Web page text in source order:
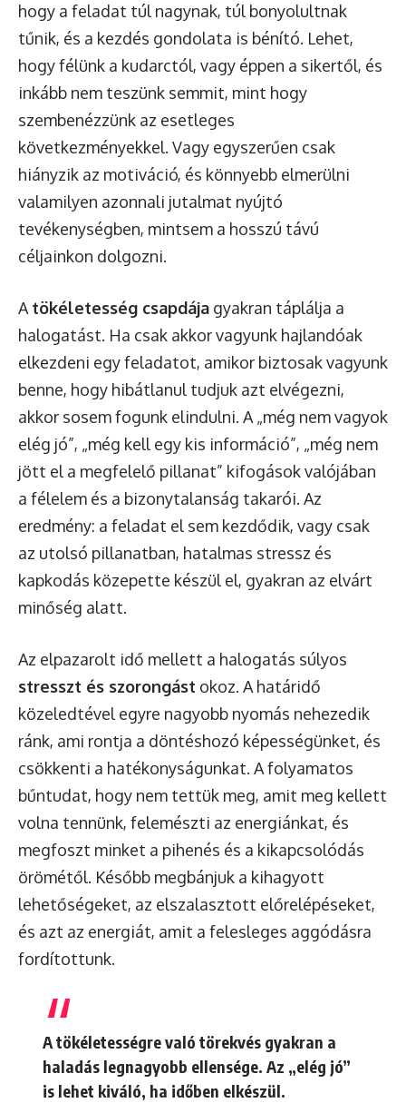
hogy a feladat túl nagynak, túl bonyolultnak
tűnik, és a kezdés gondolata is bénító. Lehet,
hogy félünk a kudarctól, vagy éppen a sikertől, és
inkább nem teszünk semmit, mint hogy
szembenézzünk az esetleges
következményekkel. Vagy egyszerűen csak
hiányzik az motiváció, és könnyebb elmerülni
valamilyen azonnali jutalmat nyújtó
tevékenységben, mintsem a hosszú távú
céljainkon dolgozni.
A tökéletesség csapdája gyakran táplálja a
halogatást. Ha csak akkor vagyunk hajlandóak
elkezdeni egy feladatot, amikor biztosak vagyunk
benne, hogy hibátlanul tudjuk azt elvégezni,
akkor sosem fogunk elindulni. A „még nem vagyok
elég jó”, „még kell egy kis információ”, „még nem
jött el a megfelelő pillanat” kifogások valójában
a félelem és a bizonytalanság takarói. Az
eredmény: a feladat el sem kezdődik, vagy csak
az utolsó pillanatban, hatalmas stressz és
kapkodás közepette készül el, gyakran az elvárt
minőség alatt.
Az elpazarolt idő mellett a halogatás súlyos
stresszt és szorongást okoz. A határidő
közeledtével egyre nagyobb nyomás nehezedik
ránk, ami rontja a döntéshozó képességünket, és
csökkenti a hatékonyságunkat. A folyamatos
bűntudat, hogy nem tettük meg, amit meg kellett
volna tennünk, felemészti az energiánkat, és
megfoszt minket a pihenés és a kikapcsolódás
örömétől. Később megbánjuk a kihagyott
lehetőségeket, az elszalasztott előrelépéseket,
és azt az energiát, amit a felesleges aggódásra
fordítottunk.
A tökéletességre való törekvés gyakran a
haladás legnagyobb ellensége. Az „elég jó”
is lehet kiváló, ha időben elkészül.